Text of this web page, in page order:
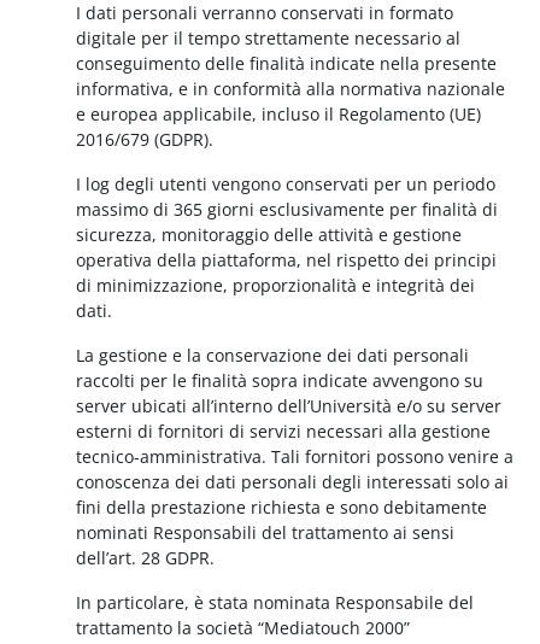
I dati personali verranno conservati in formato
digitale per il tempo strettamente necessario al
conseguimento delle finalità indicate nella presente
informativa, e in conformità alla normativa nazionale
e europea applicabile, incluso il Regolamento (UE)
2016/679 (GDPR).
I log degli utenti vengono conservati per un periodo
massimo di 365 giorni esclusivamente per finalità di
sicurezza, monitoraggio delle attività e gestione
operativa della piattaforma, nel rispetto dei principi
di minimizzazione, proporzionalità e integrità dei
dati.
La gestione e la conservazione dei dati personali
raccolti per le finalità sopra indicate avvengono su
server ubicati all’interno dell’Università e/o su server
esterni di fornitori di servizi necessari alla gestione
tecnico-amministrativa. Tali fornitori possono venire a
conoscenza dei dati personali degli interessati solo ai
fini della prestazione richiesta e sono debitamente
nominati Responsabili del trattamento ai sensi
dell’art. 28 GDPR.
In particolare, è stata nominata Responsabile del
trattamento la società “Mediatouch 2000”